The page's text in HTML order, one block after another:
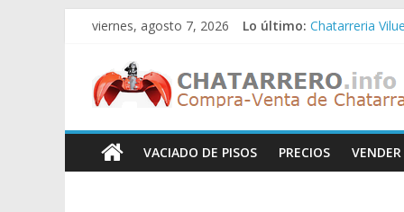
Saltar
contenido
viernes, agosto 7, 2026 Lo último: Chatarreria
Chatarreria
Chatarreria
Chatarreros
–
Precio
VACIADO DE PISOS PRECIOS